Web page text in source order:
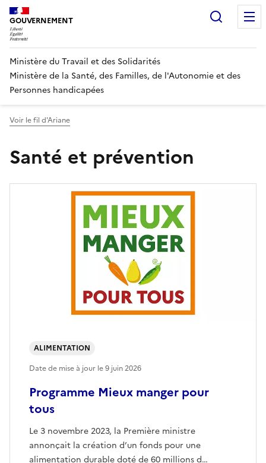
Panneau de gestion des cookies
GOUVERNEMENT
Ministère du Travail et des Solidarités
Ministère de la Santé, des Familles, de l'Autonomie et des
Personnes handicapées
Voir le fil d'Ariane
Santé et prévention
Programme Mieux manger pour
tous
Le 3 novembre 2023, la Première ministre
annonçait la création d’un fonds pour une
alimentation durable doté de 60 millions d…
ALIMENTATION
Date de mise à jour le9 juin 2026